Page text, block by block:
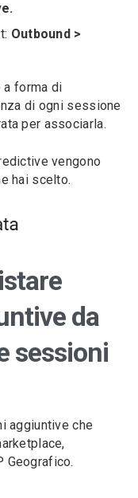
Outbound >
forma di
di ogni sessione
per associarla.
vengono
hai scelto.
da
sessioni
aggiuntive che
Geografico.